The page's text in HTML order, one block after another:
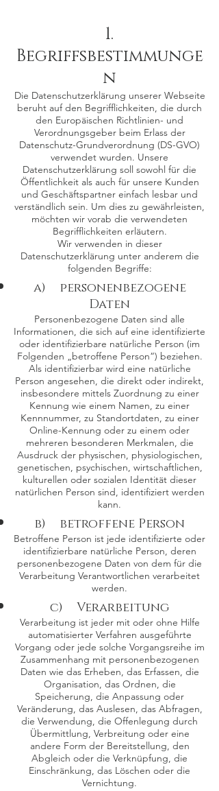
1.
Begriffsbestimmunge
n
Die Datenschutzerklärung unserer Webseite
beruht auf den Begrifflichkeiten, die durch
den Europäischen Richtlinien- und
Verordnungsgeber beim Erlass der
Datenschutz-Grundverordnung (DS-GVO)
verwendet wurden. Unsere
Datenschutzerklärung soll sowohl für die
Öffentlichkeit als auch für unsere Kunden
und Geschäftspartner einfach lesbar und
verständlich sein. Um dies zu gewährleisten,
möchten wir vorab die verwendeten
Begrifflichkeiten erläutern.
Wir verwenden in dieser
Datenschutzerklärung unter anderem die
folgenden Begriffe:
a) personenbezogene
Daten
Personenbezogene Daten sind alle
Informationen, die sich auf eine identifizierte
oder identifizierbare natürliche Person (im
Folgenden „betroffene Person“) beziehen.
Als identifizierbar wird eine natürliche
Person angesehen, die direkt oder indirekt,
insbesondere mittels Zuordnung zu einer
Kennung wie einem Namen, zu einer
Kennnummer, zu Standortdaten, zu einer
Online-Kennung oder zu einem oder
mehreren besonderen Merkmalen, die
Ausdruck der physischen, physiologischen,
genetischen, psychischen, wirtschaftlichen,
kulturellen oder sozialen Identität dieser
natürlichen Person sind, identifiziert werden
kann.
b) betroffene Person
Betroffene Person ist jede identifizierte oder
identifizierbare natürliche Person, deren
personenbezogene Daten von dem für die
Verarbeitung Verantwortlichen verarbeitet
werden.
c) Verarbeitung
Verarbeitung ist jeder mit oder ohne Hilfe
automatisierter Verfahren ausgeführte
Vorgang oder jede solche Vorgangsreihe im
Zusammenhang mit personenbezogenen
Daten wie das Erheben, das Erfassen, die
Organisation, das Ordnen, die
Speicherung, die Anpassung oder
Veränderung, das Auslesen, das Abfragen,
die Verwendung, die Offenlegung durch
Übermittlung, Verbreitung oder eine
andere Form der Bereitstellung, den
Abgleich oder die Verknüpfung, die
Einschränkung, das Löschen oder die
Vernichtung.